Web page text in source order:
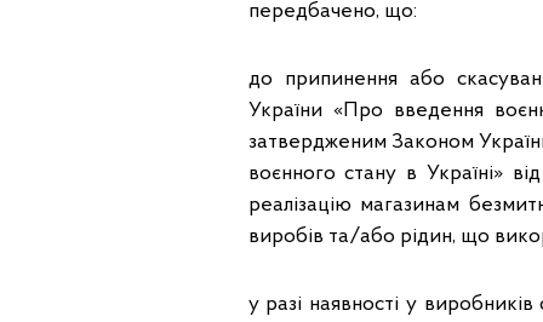
передбачено, що:
до припинення або
України «Про введення
затвердженим Законом
воєнного стану в Україні»
реалізацію магазинам
виробів та/або рідин, що
у разі наявності у